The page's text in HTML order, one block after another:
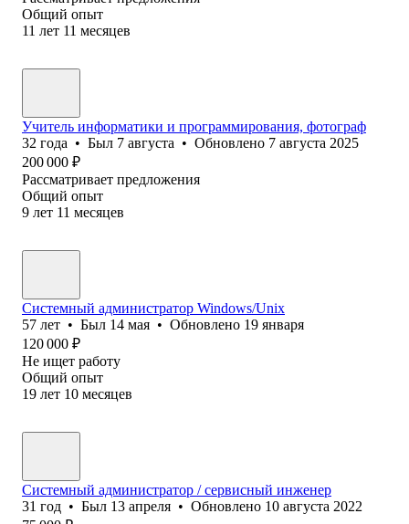
Общий опыт
11 лет 11 месяцев
Учитель информатики и программирования, фотограф
32 года • Был 7 августа • Обновлено 7 августа 2025
200 000 ₽
Рассматривает предложения
Общий опыт
9 лет 11 месяцев
Системный администратор Windows/Unix
57 лет • Был 14 мая • Обновлено 19 января
120 000 ₽
Не ищет работу
Общий опыт
19 лет 10 месяцев
Системный администратор / сервисный инженер
31 год • Был 13 апреля • Обновлено 10 августа 2022